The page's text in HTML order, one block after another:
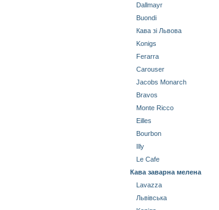
Dallmayr
Buondi
Кава зі Львова
Konigs
Ferarra
Carouser
Jacobs Monarch
Bravos
Monte Ricco
Eilles
Bourbon
Illy
Le Cafe
Кава заварна мелена
Lavazza
Львівська